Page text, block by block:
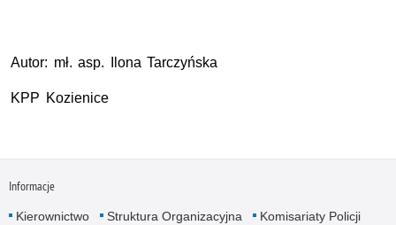
Autor: mł. asp. Ilona Tarczyńska
KPP Kozienice
Informacje
Kierownictwo Struktura Organizacyjna
Komisariaty Policji